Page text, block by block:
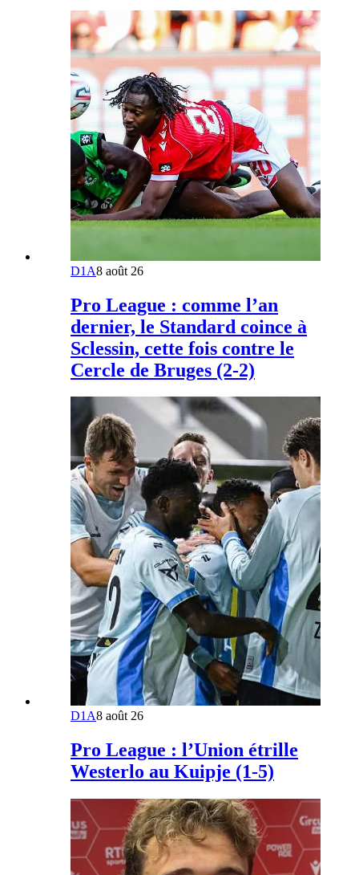
D1A8 août 26
Pro League : comme l’an
dernier, le Standard coince à
Sclessin, cette fois contre le
Cercle de Bruges (2-2)
D1A8 août 26
Pro League : l’Union étrille
Westerlo au Kuipje (1-5)